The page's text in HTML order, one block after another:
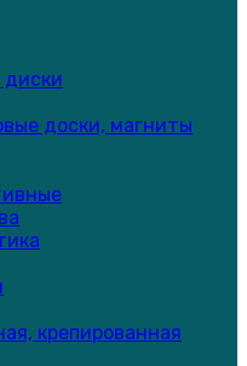
диски
доски, магниты
крепированная